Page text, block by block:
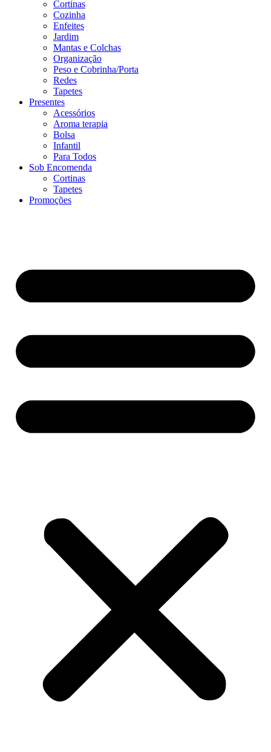
Cortinas
Cozinha
Enfeites
Jardim
Mantas e Colchas
Organização
Peso e Cobrinha/Porta
Redes
Tapetes
Presentes
Acessórios
Aroma terapia
Bolsa
Infantil
Para Todos
Sob Encomenda
Cortinas
Tapetes
Promoções